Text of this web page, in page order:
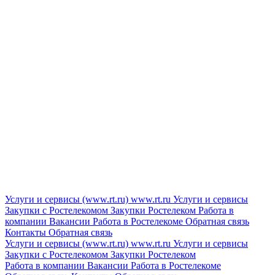
Услуги и сервисы (www.rt.ru) www.rt.ru Услуги и сервисы
Закупки с Ростелекомом Закупки Ростелеком Работа в
компании Вакансии Работа в Ростелекоме Обратная связь
Контакты Обратная связь
Услуги и сервисы (www.rt.ru) www.rt.ru Услуги и сервисы
Закупки с Ростелекомом Закупки Ростелеком
Работа в компании Вакансии Работа в Ростелекоме